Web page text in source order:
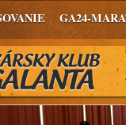
GA24-